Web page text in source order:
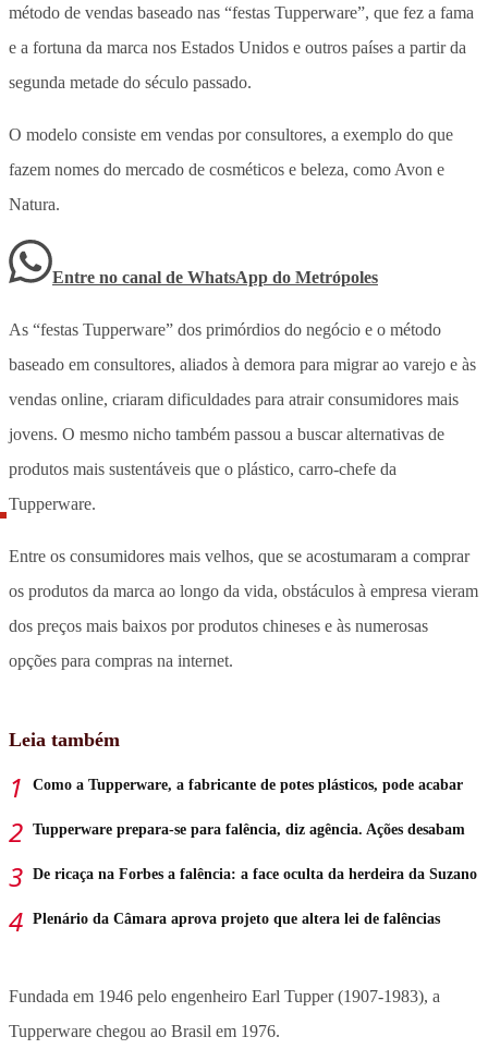
método de vendas baseado nas “festas Tupperware”, que fez a fama
e a fortuna da marca nos Estados Unidos e outros países a partir da
segunda metade do século passado.
O modelo consiste em vendas por consultores, a exemplo do que
fazem nomes do mercado de cosméticos e beleza, como Avon e
Natura.
Entre no canal de WhatsApp do Metrópoles
As “festas Tupperware” dos primórdios do negócio e o método
baseado em consultores, aliados à demora para migrar ao varejo e às
vendas online, criaram dificuldades para atrair consumidores mais
jovens. O mesmo nicho também passou a buscar alternativas de
produtos mais sustentáveis que o plástico, carro-chefe da
Tupperware.
Entre os consumidores mais velhos, que se acostumaram a comprar
os produtos da marca ao longo da vida, obstáculos à empresa vieram
dos preços mais baixos por produtos chineses e às numerosas
opções para compras na internet.
Leia também
Como a Tupperware, a fabricante de potes plásticos, pode acabar
Tupperware prepara-se para falência, diz agência. Ações desabam
De ricaça na Forbes a falência: a face oculta da herdeira da Suzano
Plenário da Câmara aprova projeto que altera lei de falências
Fundada em 1946 pelo engenheiro Earl Tupper (1907-1983), a
Tupperware chegou ao Brasil em 1976.